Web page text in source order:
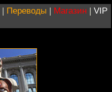
| Переводы | Магазин | VIP